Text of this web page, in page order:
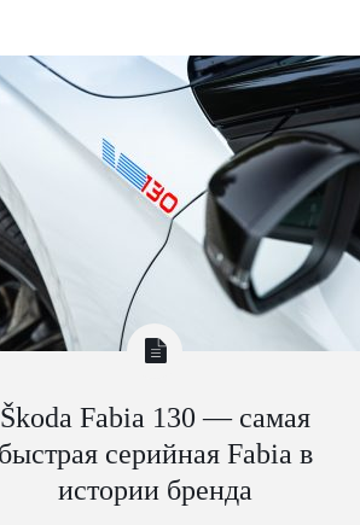
Škoda Fabia 130 — самая
быстрая серийная Fabia в
истории бренда